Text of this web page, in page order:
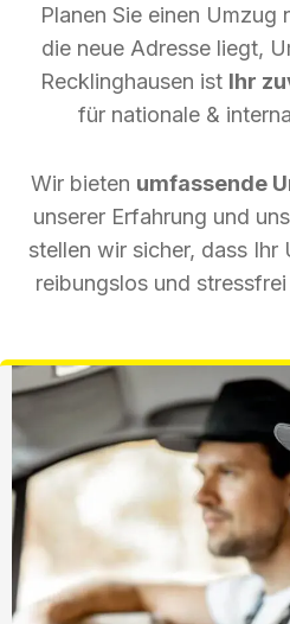
Planen Sie einen Umzug
die neue Adresse liegt,
Recklinghausen ist Ihr
für nationale &
Wir bieten umfassende
unserer Erfahrung und
stellen wir sicher, dass Ihr
reibungslos und